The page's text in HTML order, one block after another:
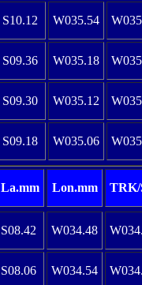
S10.12 W035.54
S09.36 W035.18
S09.30 W035.12
S09.18 W035.06
La.mm Lon.mm TRK/
S08.42 W034.48
S08.06 W034.54